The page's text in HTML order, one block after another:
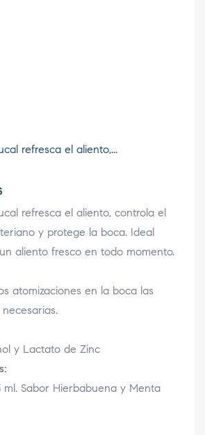
refresca el aliento,...
refresca el aliento, controla el
y protege la boca. Ideal
aliento fresco en todo momento.
atomizaciones en la boca las
y Lactato de Zinc
ml. Sabor Hierbabuena y Menta